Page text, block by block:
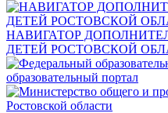
НАВИГАТОР
ДЕТЕЙ РОСТОВСКОЙ
образовательный портал